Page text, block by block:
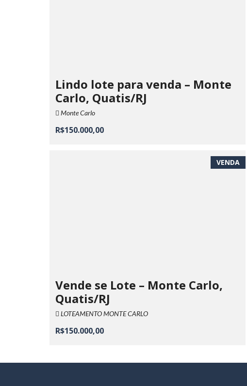
Lindo lote para venda – Monte
Carlo, Quatis/RJ
Monte Carlo
R$150.000,00
VENDA
Vende se Lote – Monte Carlo,
Quatis/RJ
LOTEAMENTO MONTE CARLO
R$150.000,00